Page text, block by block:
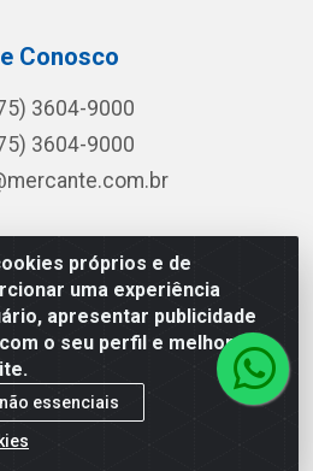
próprios e de
uma experiência
apresentar publicidade
o seu perfil e melhorar a
essenciais
Conosco
3604-9000
3604-9000
- Rua Mercante, 699 - Aviário,
- CEP 44.096-218 - CNPJ
0001-08